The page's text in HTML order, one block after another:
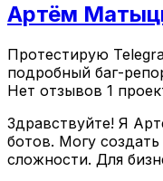
Артём
Протестирую
подробный баг-
Нет отзывов 1
Здравствуйте! Я
ботов. Могу
сложности. Для